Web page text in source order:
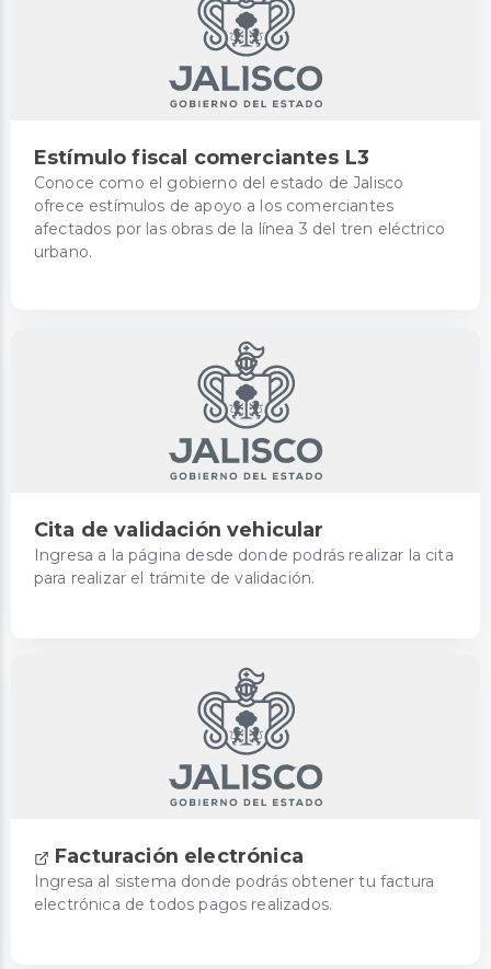
Estímulo fiscal comerciantes L3
Conoce como el gobierno del estado de Jalisco
ofrece estímulos de apoyo a los comerciantes
afectados por las obras de la línea 3 del tren eléctrico
urbano.
Cita de validación vehicular
Ingresa a la página desde donde podrás realizar la cita
para realizar el trámite de validación.
Facturación electrónica
Ingresa al sistema donde podrás obtener tu factura
electrónica de todos pagos realizados.